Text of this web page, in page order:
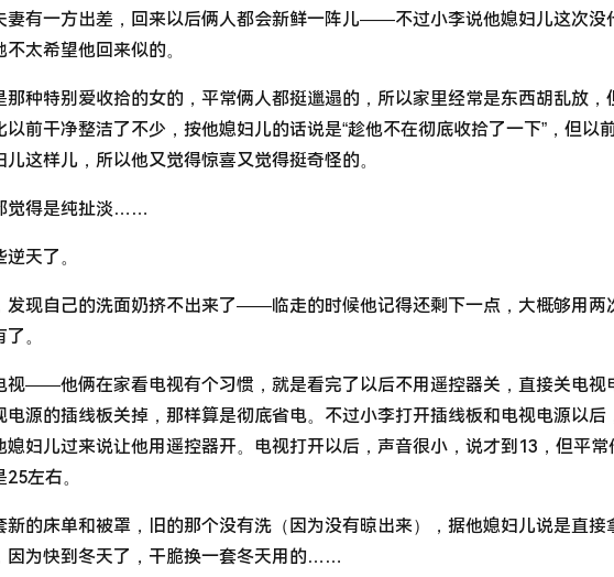
妻有一方出差，回来以后俩人都会新鲜一阵儿——不过小李说他媳妇儿这次没
太希望他回来似的。
那种特别爱收拾的女的，平常俩人都挺邋遢的，所以家里经常是东西胡乱放，
前干净整洁了不少，按他媳妇儿的话说是“趁他不在彻底收拾了一下”，但以
这样儿，所以他又觉得惊喜又觉得挺奇怪的。
觉得是纯扯淡……
天了。
发现自己的洗面奶挤不出来了——临走的时候他记得还剩下一点，大概够用两
。
视——他俩在家看电视有个习惯，就是看完了以后不用遥控器关，直接关电视
电源的插线板关掉，那样算是彻底省电。不过小李打开插线板和电视电源以后
媳妇儿过来说让他用遥控器开。电视打开以后，声音很小，说才到13，但平常
左右。
的床单和被罩，旧的那个没有洗（因为没有晾出来），据他媳妇儿说是直接
因为快到冬天了，干脆换一套冬天用的……